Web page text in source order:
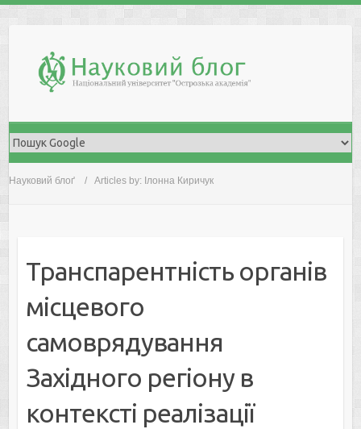
Науковий блоґ Articles by: Ілонна Киричук
Транспарентність органів
місцевого
самоврядування
Західного регіону в
контексті реалізації